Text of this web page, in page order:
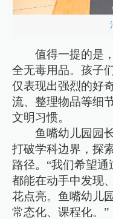
值得一提的是
全无毒用品。孩子
仅表现出强烈的好
流、整理物品等细
文明习惯。
鱼嘴幼儿园园
打破学科边界，探
路径。“我们希望
都能在动手中发现
花点亮。鱼嘴幼儿
常态化、课程化。”